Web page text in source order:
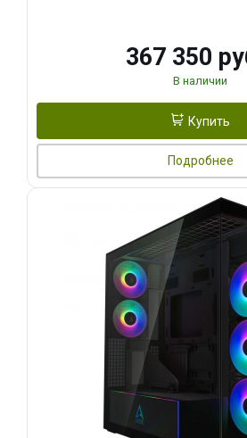
367 350
В наличии
Купить
Подробнее